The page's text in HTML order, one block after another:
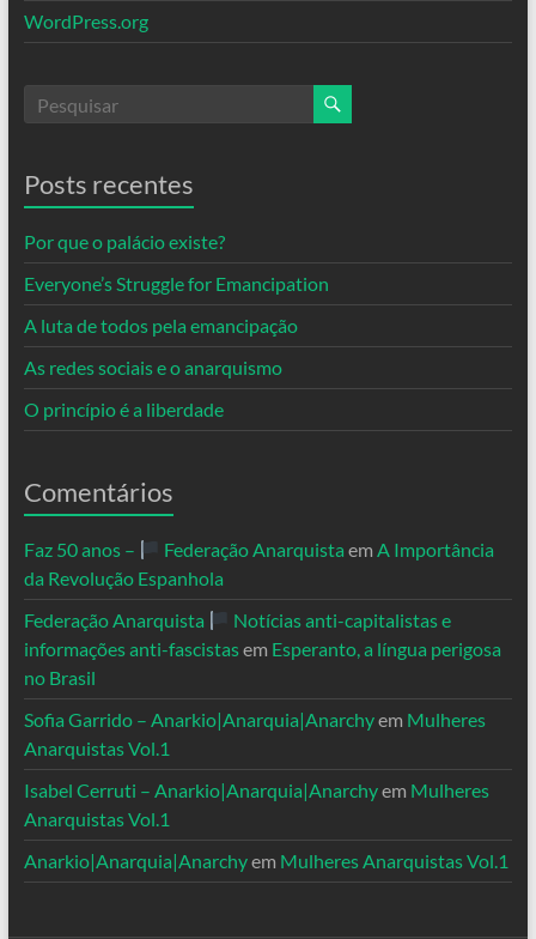
WordPress.org
Posts recentes
Por que o palácio existe?
Everyone’s Struggle for Emancipation
A luta de todos pela emancipação
As redes sociais e o anarquismo
O princípio é a liberdade
Comentários
Faz 50 anos – Federação Anarquista em A Importância
da Revolução Espanhola
Federação Anarquista
Notícias anti-capitalistas e
informações anti-fascistasem Esperanto, a língua perigosa
no Brasil
Sofia Garrido – Anarkio|Anarquia|Anarchyem Mulheres
Anarquistas Vol.1
Isabel Cerruti – Anarkio|Anarquia|Anarchyem Mulheres
Anarquistas Vol.1
Anarkio|Anarquia|Anarchyem Mulheres Anarquistas Vol.1